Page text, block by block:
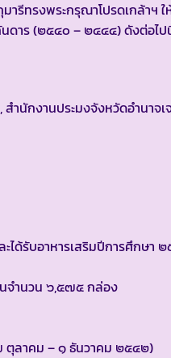
รีทรงพระกรุณาโปรดเกล้าฯ ใ
นดาร (๒๕๔๐ – ๒๔๔๔) ดังต่อไ
ำนักงานประมงจังหวัดอำนาจ
ได้รับอาหารเสริมปีการศึกษา
นจำนวน ๖,๕๗๕ กล่อง
ตุลาคม – ๑ ธันวาคม ๒๕๔๒)